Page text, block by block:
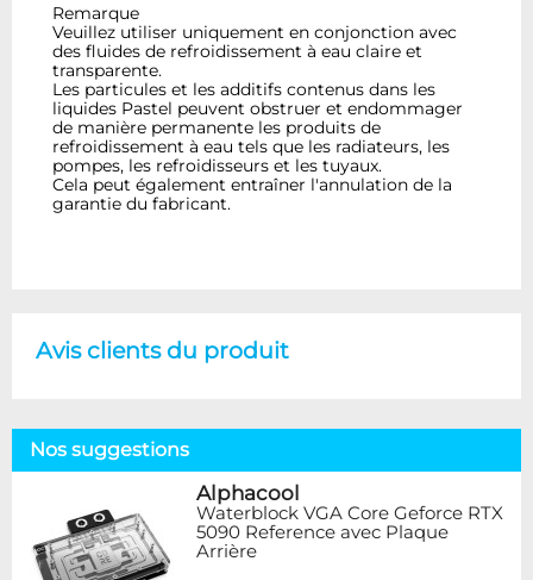
Remarque
Veuillez utiliser uniquement en conjonction avec
des fluides de refroidissement à eau claire et
transparente.
Les particules et les additifs contenus dans les
liquides Pastel peuvent obstruer et endommager
de manière permanente les produits de
refroidissement à eau tels que les radiateurs, les
pompes, les refroidisseurs et les tuyaux.
Cela peut également entraîner l'annulation de la
garantie du fabricant.
Avis clients du produit
Nos suggestions
Alphacool
Waterblock VGA Core Geforce RTX
5090 Reference avec Plaque
Arrière